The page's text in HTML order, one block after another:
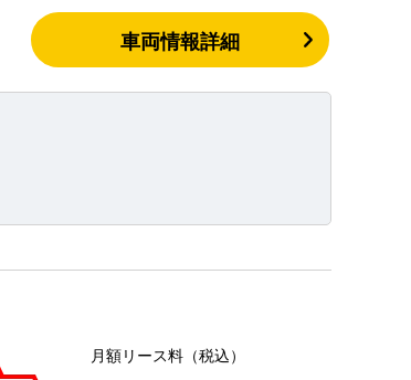
車両情報詳細
月額リース料（税込）